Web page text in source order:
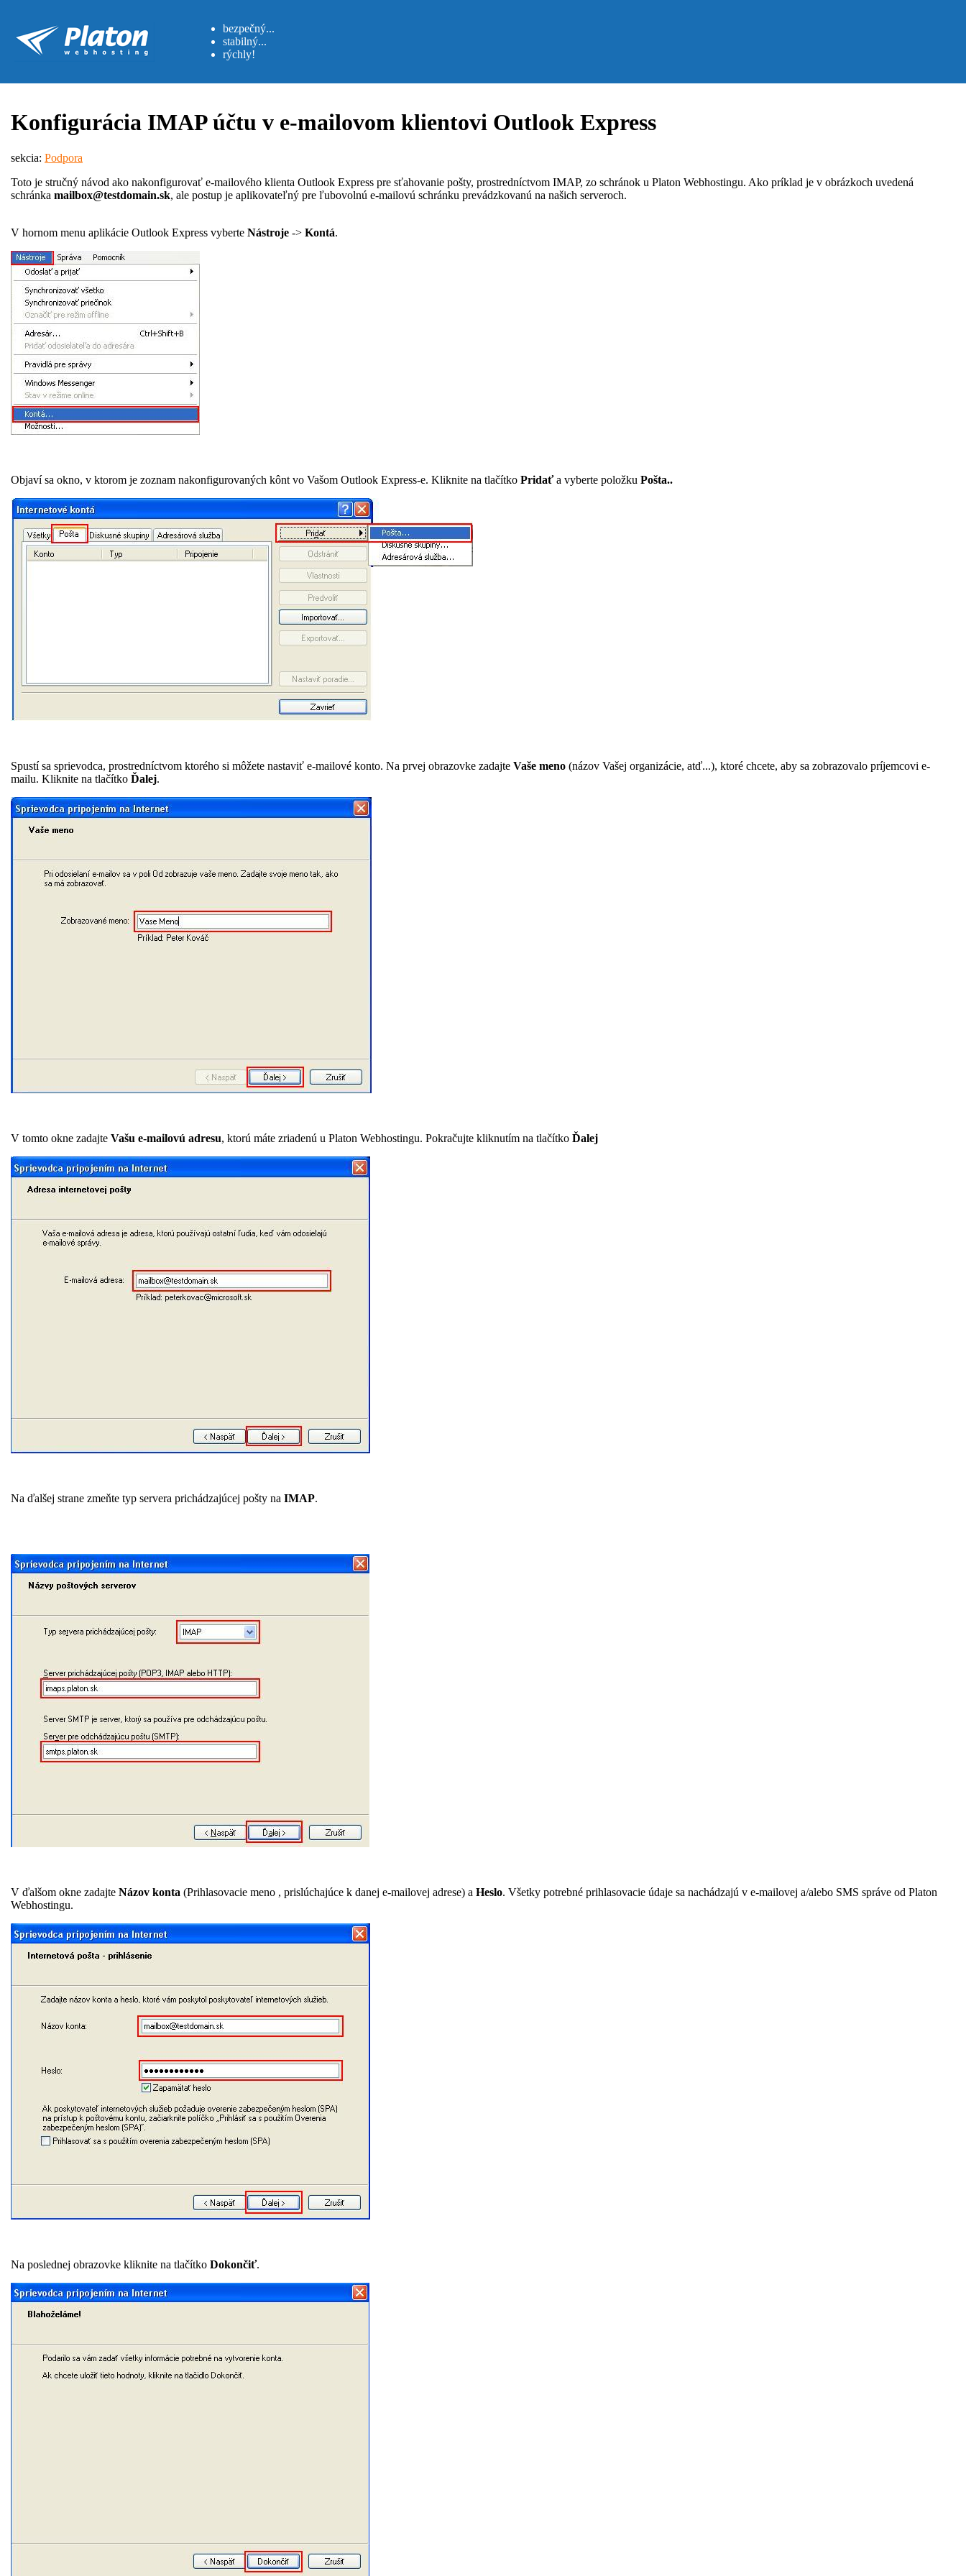
bezpečný...
stabilný...
rýchly!
Konfigurácia IMAP účtu v e-mailovom klientovi Outlook Express
sekcia: Podpora
Toto je stručný návod ako nakonfigurovať e-mailového klienta Outlook Express pre sťahovanie pošty, prostredníctvom IMAP, zo schránok u Platon Webhostingu. Ako príklad je v obrázkoch uvedená
schránka mailbox@testdomain.sk, ale postup je aplikovateľný pre ľubovolnú e-mailovú schránku prevádzkovanú na našich serveroch.
V hornom menu aplikácie Outlook Express vyberte Nástroje -> Kontá.
Objaví sa okno, v ktorom je zoznam nakonfigurovaných kônt vo Vašom Outlook Express-e. Kliknite na tlačítko Pridaťa vyberte položku Pošta..
Spustí sa sprievodca, prostredníctvom ktorého si môžete nastaviť e-mailové konto. Na prvej obrazovke zadajte Vaše meno (názov Vašej organizácie, atď...), ktoré chcete, aby sa zobrazovalo príjemcovi e-
mailu. Kliknite na tlačítko Ďalej.
V tomto okne zadajte Vašu e-mailovú adresu, ktorú máte zriadenú u Platon Webhostingu. Pokračujte kliknutím na tlačítko Ďalej
Na ďalšej strane zmeňte typ servera prichádzajúcej pošty na IMAP.
V ďalšom okne zadajte Názov konta (Prihlasovacie meno , prislúchajúce k danej e-mailovej adrese) a Heslo. Všetky potrebné prihlasovacie údaje sa nachádzajú v e-mailovej a/alebo SMS správe od Platon
Webhostingu.
Na poslednej obrazovke kliknite na tlačítko Dokončiť.